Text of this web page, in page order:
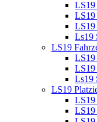
LS19
LS19
LS19
Ls19
LS19
LS19
Ls19
LS19
LS19
LS19